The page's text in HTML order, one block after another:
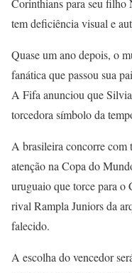
Corinthians para seu filho
tem deficiência visual e
Quase um ano depois, o
fanática que passou sua
A Fifa anunciou que
torcedora símbolo da
A brasileira concorre com
atenção na Copa do
uruguaio que torce para o
rival Rampla Juniors da
falecido.
A escolha do vencedor